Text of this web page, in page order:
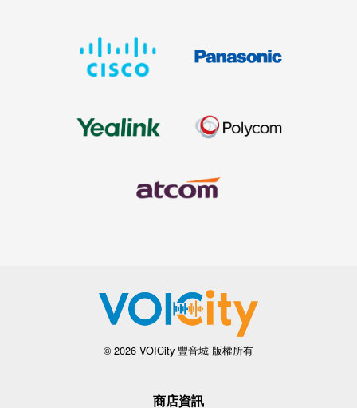
© 2026 VOICity 豐音城 版權所有
商店資訊